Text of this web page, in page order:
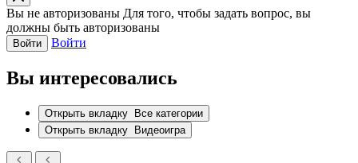
Вы не авторизованы Для того, чтобы задать вопрос, вы
должны быть авторизованы
Войти Войти
Вы интересовались
Открыть вкладку
Все категории
Открыть вкладку
Видеоигра